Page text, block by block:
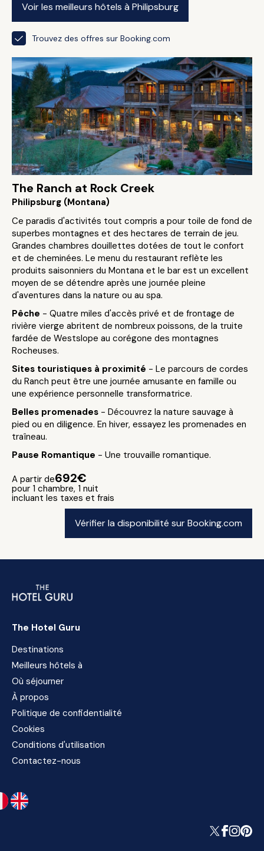
Voir les meilleurs hôtels à Philipsburg
Trouvez des offres sur Booking.com
The Ranch at Rock Creek
Philipsburg (Montana)
Ce paradis d'activités tout compris a pour toile de fond de
superbes montagnes et des hectares de terrain de jeu.
Grandes chambres douillettes dotées de tout le confort
et de cheminées. Le menu du restaurant reflète les
produits saisonniers du Montana et le bar est un excellent
moyen de se détendre après une journée pleine
d'aventures dans la nature ou au spa.
Pêche - Quatre miles d'accès privé et de frontage de
rivière vierge abritent de nombreux poissons, de la truite
fardée de Westslope au corégone des montagnes
Rocheuses.
Sites touristiques à proximité - Le parcours de cordes
du Ranch peut être une journée amusante en famille ou
une expérience personnelle transformatrice.
Belles promenades - Découvrez la nature sauvage à
pied ou en diligence. En hiver, essayez les promenades en
traîneau.
Pause Romantique - Une trouvaille romantique.
A partir de692€
pour 1 chambre, 1 nuit
incluant les taxes et frais
Vérifier la disponibilité sur Booking.com
The Hotel Guru
Destinations
Meilleurs hôtels à
Où séjourner
À propos
Politique de confidentialité
Cookies
Conditions d'utilisation
Contactez-nous